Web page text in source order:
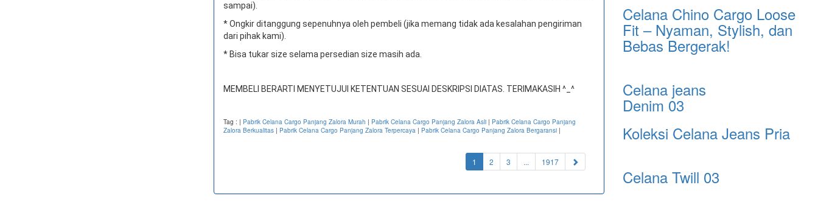
sampai).
* Ongkir ditanggung sepenuhnya oleh pembeli (jika memang tidak ada kesalahan pengiriman
dari pihak kami).
* Bisa tukar size selama persedian size masih ada.
MEMBELI BERARTI MENYETUJUI KETENTUAN SESUAI DESKRIPSI DIATAS. TERIMAKASIH ^_^
Tag : | Pabrik Celana Cargo Panjang Zalora Murah | Pabrik Celana Cargo Panjang Zalora Asli | Pabrik Celana Cargo Panjang
Zalora Berkualitas | Pabrik Celana Cargo Panjang Zalora Terpercaya | Pabrik Celana Cargo Panjang Zalora Bergaransi |
1 (current)
2 3 ... 1917
Celana Chino Cargo Loose
Fit – Nyaman, Stylish, dan
Bebas Bergerak!
Celana jeans
Denim 03
Koleksi Celana Jeans Pria
Celana Twill 03